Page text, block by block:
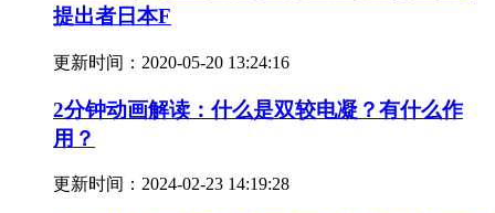
提出者日本F
更新时间： 2020-05-20 13:24:16
2分钟动画解读：什么是双较电凝？有什么作
用？
更新时间： 2024-02-23 14:19:28